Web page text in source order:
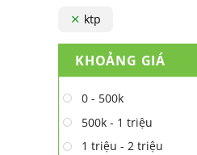
ktp
KHOẢNG GIÁ
0 - 500k
500k - 1 triệu
1 triệu - 2 triệu